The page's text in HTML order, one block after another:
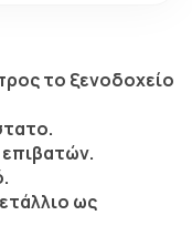
το ξενοδοχείο
ως